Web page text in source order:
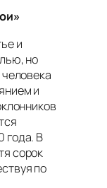
и
но
и
года. В
сорок
по